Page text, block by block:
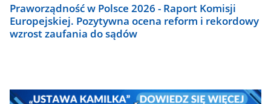
Praworządność w Polsce 2026 - Raport Komisji
Europejskiej. Pozytywna ocena reform i rekordowy
wzrost zaufania do sądów